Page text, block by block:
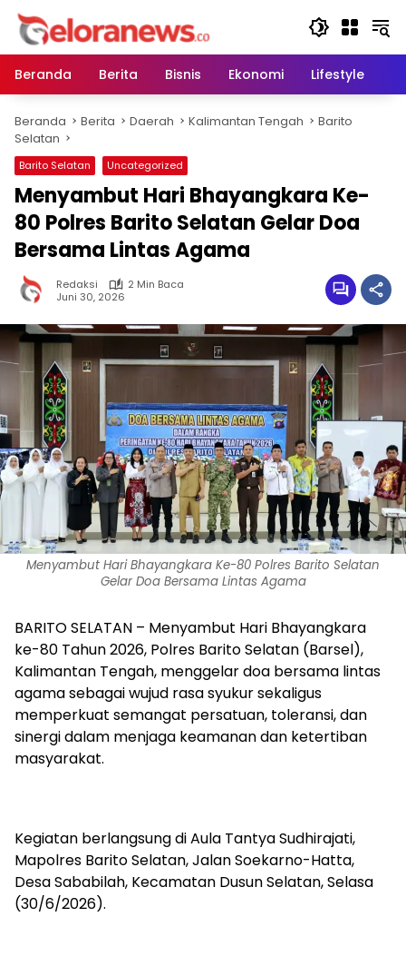
Langsung
konten
Beranda
Berita Bisnis Ekonomi Lifestyle
Beranda Berita Daerah Kalimantan Tengah
Barito
Selatan
Barito Selatan Uncategorized
Menyambut Hari Bhayangkara Ke-
80 Polres Barito Selatan Gelar Doa
Bersama Lintas Agama
Redaksi
2 Min Baca
Juni 30, 2026
Menyambut Hari Bhayangkara Ke-80 Polres Barito Selatan
Gelar Doa Bersama Lintas Agama
BARITO SELATAN – Menyambut Hari Bhayangkara
ke-80 Tahun 2026, Polres Barito Selatan (Barsel),
Kalimantan Tengah, menggelar doa bersama lintas
agama sebagai wujud rasa syukur sekaligus
memperkuat semangat persatuan, toleransi, dan
sinergi dalam menjaga keamanan dan ketertiban
masyarakat.
‎Kegiatan berlangsung di Aula Tantya Sudhirajati,
Mapolres Barito Selatan, Jalan Soekarno-Hatta,
Desa Sababilah, Kecamatan Dusun Selatan, Selasa
(30/6/2026).